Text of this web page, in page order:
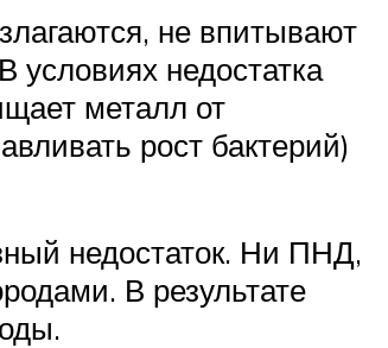
не впитывают
недостатка
металл от
рост бактерий)
недостаток. Ни ПНД,
В результате